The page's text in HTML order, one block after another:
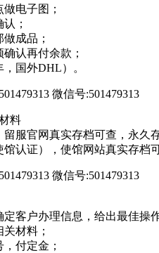
电子图；
；
成品；
认再付余款；
国外DHL）。
微信号:501479313
料
服官网真实存档可查，永久存
认证），使馆网站真实存档可
微信号:501479313
客户办理信息，给出最佳操
材料；
付定金；